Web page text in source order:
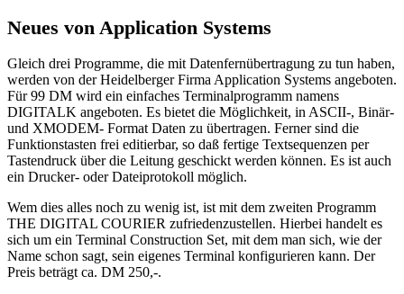
Neues von Application Systems
Gleich drei Programme, die mit Datenfernübertragung zu tun haben,
werden von der Heidelberger Firma Application Systems angeboten.
Für 99 DM wird ein einfaches Terminalprogramm namens
DIGITALK angeboten. Es bietet die Möglichkeit, in ASCII-, Binär-
und XMODEM- Format Daten zu übertragen. Ferner sind die
Funktionstasten frei editierbar, so daß fertige Textsequenzen per
Tastendruck über die Leitung geschickt werden können. Es ist auch
ein Drucker- oder Dateiprotokoll möglich.
Wem dies alles noch zu wenig ist, ist mit dem zweiten Programm
THE DIGITAL COURIER zufriedenzustellen. Hierbei handelt es
sich um ein Terminal Construction Set, mit dem man sich, wie der
Name schon sagt, sein eigenes Terminal konfigurieren kann. Der
Preis beträgt ca. DM 250,-.